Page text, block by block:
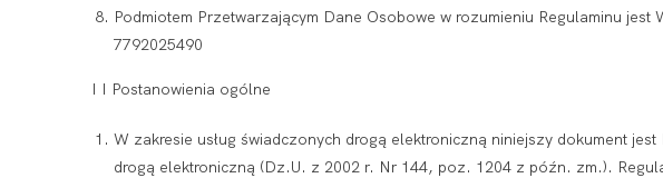
Podmiotem Przetwarzającym Dane Osobowe w rozumieniu Regulaminu
7792025490
I I Postanowienia ogólne
W zakresie usług świadczonych drogą elektroniczną niniejszy dokument
drogą elektroniczną (Dz.U. z 2002 r. Nr 144, poz. 1204 z późn. zm.).